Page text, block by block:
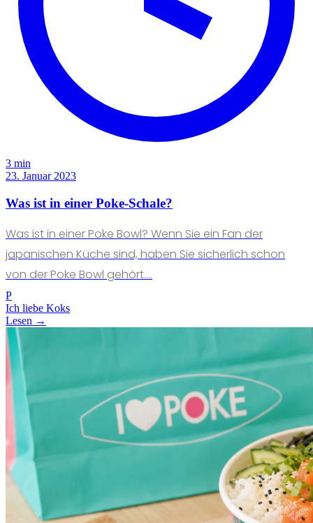
3 min
23. Januar 2023
Was ist in einer Poke-Schale?
Was ist in einer Poke Bowl? Wenn Sie ein Fan der
japanischen Küche sind, haben Sie sicherlich schon
von der Poke Bowl gehört....
P
Ich liebe Koks
Lesen →